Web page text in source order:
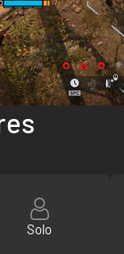
Solo